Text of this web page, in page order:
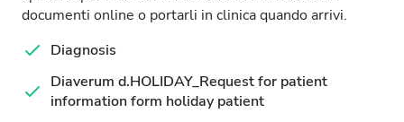
documenti online o portarli in clinica quando arrivi.
Diagnosis
Diaverum d.HOLIDAY_Request for patient
information form holiday patient